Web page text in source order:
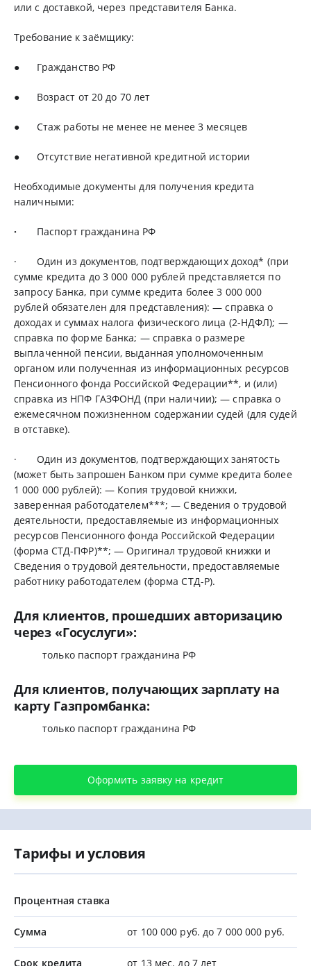
или с доставкой, через представителя Банка.
Требование к заёмщику:
● Гражданство РФ
● Возраст от 20 до 70 лет
● Стаж работы не менее не менее 3 месяцев
● Отсутствие негативной кредитной истории
Необходимые документы для получения кредита
наличными:
· Паспорт гражданина РФ
· Один из документов, подтверждающих доход* (при
сумме кредита до 3 000 000 рублей представляется по
запросу Банка, при сумме кредита более 3 000 000
рублей обязателен для представления): — справка о
доходах и суммах налога физического лица (2-НДФЛ); —
справка по форме Банка; — справка о размере
выплаченной пенсии, выданная уполномоченным
органом или полученная из информационных ресурсов
Пенсионного фонда Российской Федерации**, и (или)
справка из НПФ ГАЗФОНД (при наличии); — справка о
ежемесячном пожизненном содержании судей (для судей
в отставке).
· Один из документов, подтверждающих занятость
(может быть запрошен Банком при сумме кредита более
1 000 000 рублей): — Копия трудовой книжки,
заверенная работодателем***; — Сведения о трудовой
деятельности, предоставляемые из информационных
ресурсов Пенсионного фонда Российской Федерации
(форма СТД-ПФР)**; — Оригинал трудовой книжки и
Сведения о трудовой деятельности, предоставляемые
работнику работодателем (форма СТД-Р).
Для клиентов, прошедших авторизацию
через «Госуслуги»:
только паспорт гражданина РФ
Для клиентов, получающих зарплату на
карту Газпромбанка:
только паспорт гражданина РФ
Оформить заявку на кредит
Тарифы и условия
Процентная ставка
Сумма от 100 000 руб. до 7 000 000 руб.
Срок кредита от 13 мес. до 7 лет